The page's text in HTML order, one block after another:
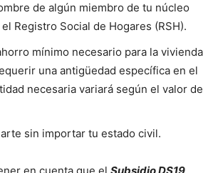
de algún miembro de tu núcleo
Registro Social de Hogares (RSH).
mínimo necesario para la vivienda
una antigüedad específica en el
necesaria variará según el valor de
sin importar tu estado civil.